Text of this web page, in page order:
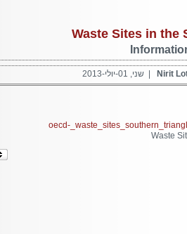
Waste Sites in
| שני, 01-יולי-2013
oecd-